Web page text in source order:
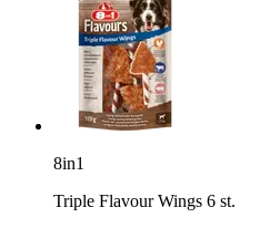
8in1
Triple Flavour Wings 6 st.